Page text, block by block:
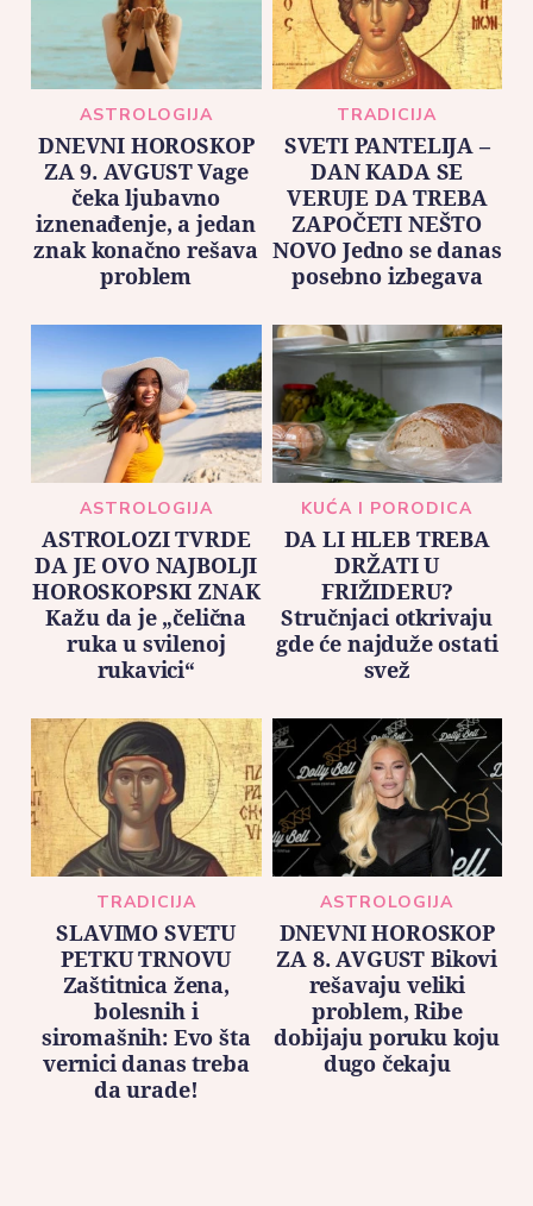
ASTROLOGIJA
DNEVNI HOROSKOP
ZA 9. AVGUST Vage
čeka ljubavno
iznenađenje, a jedan
znak konačno rešava
problem
TRADICIJA
SVETI PANTELIJA –
DAN KADA SE
VERUJE DA TREBA
ZAPOČETI NEŠTO
NOVO Jedno se danas
posebno izbegava
ASTROLOGIJA
ASTROLOZI TVRDE
DA JE OVO NAJBOLJI
HOROSKOPSKI ZNAK
Kažu da je „čelična
ruka u svilenoj
rukavici“
KUĆA I PORODICA
DA LI HLEB TREBA
DRŽATI U
FRIŽIDERU?
Stručnjaci otkrivaju
gde će najduže ostati
svež
TRADICIJA
SLAVIMO SVETU
PETKU TRNOVU
Zaštitnica žena,
bolesnih i
siromašnih: Evo šta
vernici danas treba
da urade!
ASTROLOGIJA
DNEVNI HOROSKOP
ZA 8. AVGUST Bikovi
rešavaju veliki
problem, Ribe
dobijaju poruku koju
dugo čekaju